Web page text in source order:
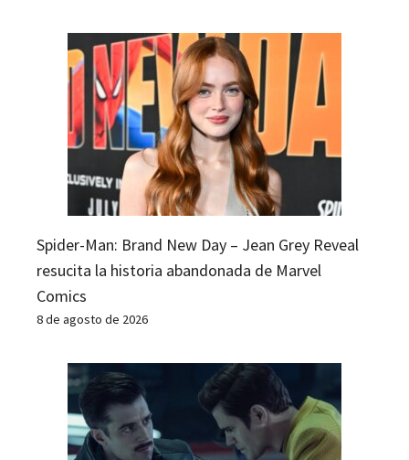
Spider-Man: Brand New Day – Jean Grey Reveal
resucita la historia abandonada de Marvel
Comics
8 de agosto de 2026